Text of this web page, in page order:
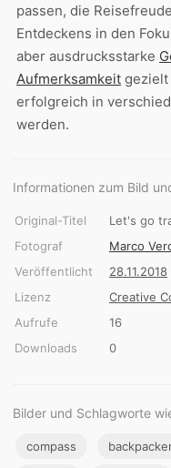
passen, die
Entdeckens in den
aber ausdrucksstarke
Aufmerksamkeit gezielt
erfolgreich in
werden.
Informationen zum Bild
Original-Titel
Let's go
Fotograf
Marco
Veröffentlicht
28.11.2018
Lizenz
Creative
Aufrufe
16
Downloads
0
Bilder und Schlagworte
compass